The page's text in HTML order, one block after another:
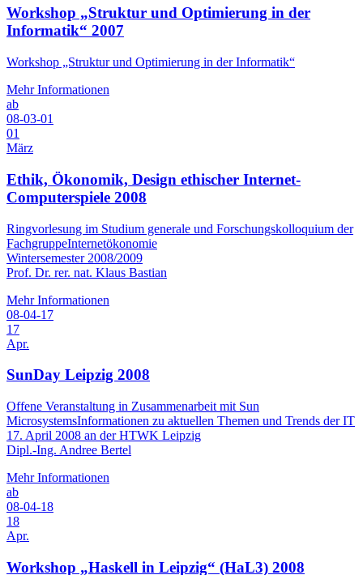
Workshop „Struktur und Optimierung in der
Informatik“ 2007
Workshop „Struktur und Optimierung in der Informatik“
Mehr Informationen
ab
08-03-01
01
März
Ethik, Ökonomik, Design ethischer Internet-
Computerspiele 2008
Ringvorlesung im Studium generale und Forschungskolloquium der
FachgruppeInternetökonomie
Wintersemester 2008/2009
Prof. Dr. rer. nat. Klaus Bastian
Mehr Informationen
08-04-17
17
Apr.
SunDay Leipzig 2008
Offene Veranstaltung in Zusammenarbeit mit Sun
MicrosystemsInformationen zu aktuellen Themen und Trends der IT
17. April 2008 an der HTWK Leipzig
Dipl.-Ing. Andree Bertel
Mehr Informationen
ab
08-04-18
18
Apr.
Workshop „Haskell in Leipzig“ (HaL3) 2008